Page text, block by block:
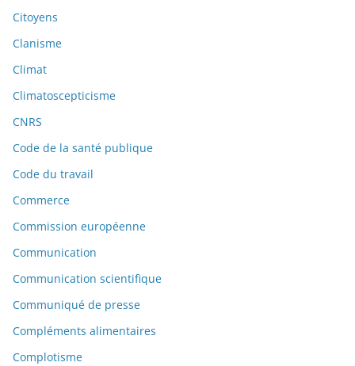
Citoyens
Clanisme
Climat
Climatoscepticisme
CNRS
Code de la santé publique
Code du travail
Commerce
Commission européenne
Communication
Communication scientifique
Communiqué de presse
Compléments alimentaires
Complotisme